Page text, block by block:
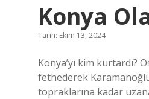
Konya
Tarih: Ekim 13, 2024
Konya’yı kim kurtardı?
fethederek
topraklarına kadar